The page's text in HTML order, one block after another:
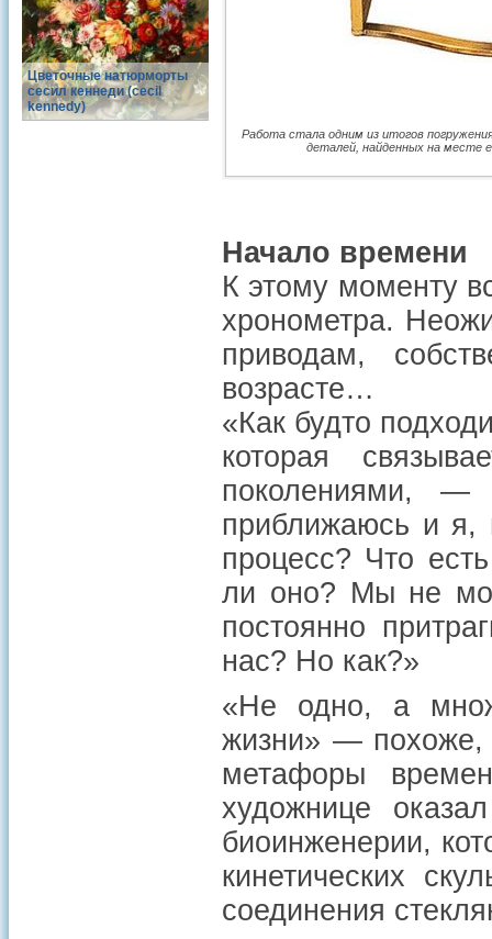
Цветочные натюрморты
сесил кеннеди (cecil
kennedy)
Работа стала одним из итогов
деталей, найденных на месте
Начало времени
К этому моменту
хронометра.
приводам,
возрасте…
«Как будто
которая
поколениями,
приближаюсь и
процесс? Что
ли оно? Мы не
постоянно
нас? Но как?»
«Не одно, а
жизни» — похоже,
метафоры
художнице
биоинженерии,
кинетических
соединения